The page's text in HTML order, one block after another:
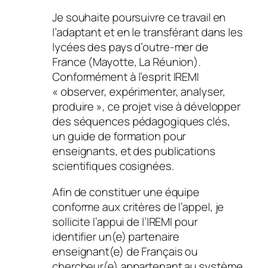
Je souhaite poursuivre ce travail en
l’adaptant et en le transférant dans les
lycées des pays d’outre-mer de
France (Mayotte, La Réunion).
Conformément à l’esprit IREMI
« observer, expérimenter, analyser,
produire », ce projet vise à développer
des séquences pédagogiques clés,
un guide de formation pour
enseignants, et des publications
scientifiques cosignées.
Afin de constituer une équipe
conforme aux critères de l’appel, je
sollicite l’appui de l’IREMI pour
identifier un(e) partenaire
enseignant(e) de Français ou